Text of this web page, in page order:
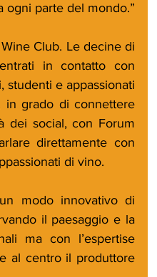
ogni parte del mondo.”
Club. Le decine di
in contatto con
studenti e appassionati
in grado di connettere
dei social, con Forum
direttamente con
di vino.
modo innovativo di
il paesaggio e la
ma con l’espertise
al centro il produttore